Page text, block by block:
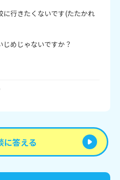
に行きたくないです(たたかれ
じめじゃないですか？
に答える